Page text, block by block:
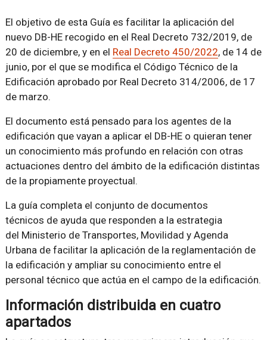
El objetivo de esta Guía es facilitar la aplicación del
nuevo DB-HE recogido en el Real Decreto 732/2019, de
20 de diciembre, y en el Real Decreto 450/2022, de 14 de
junio, por el que se modifica el Código Técnico de la
Edificación aprobado por Real Decreto 314/2006, de 17
de marzo.
El documento está pensado para los agentes de la
edificación que vayan a aplicar el DB-HE o quieran tener
un conocimiento más profundo en relación con otras
actuaciones dentro del ámbito de la edificación distintas
de la propiamente proyectual.
La guía completa el conjunto de documentos
técnicos de ayuda que responden a la estrategia
del Ministerio de Transportes, Movilidad y Agenda
Urbana de facilitar la aplicación de la reglamentación de
la edificación y ampliar su conocimiento entre el
personal técnico que actúa en el campo de la edificación.
Información distribuida en cuatro
apartados